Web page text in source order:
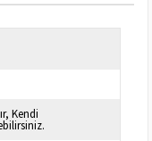
Kendi